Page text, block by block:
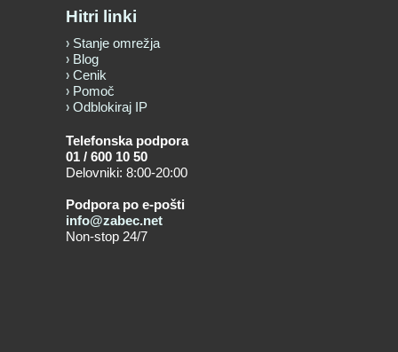
Hitri linki
Stanje omrežja
Blog
Cenik
Pomoč
Odblokiraj IP
Telefonska podpora
01 / 600 10 50
Delovniki: 8:00-20:00
Podpora po e-pošti
info@zabec.net
Non-stop 24/7